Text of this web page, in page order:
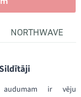
NORTHWAVE
audumam ir vēju